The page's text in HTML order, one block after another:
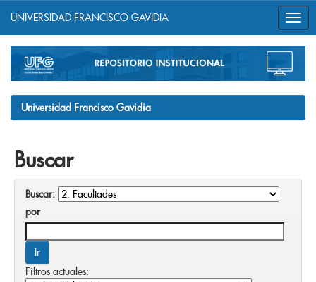
navigation
UNIVERSIDAD FRANCISCO GAVIDIA
Universidad Francisco Gavidia
Buscar
Buscar:
por
Filtros actuales: